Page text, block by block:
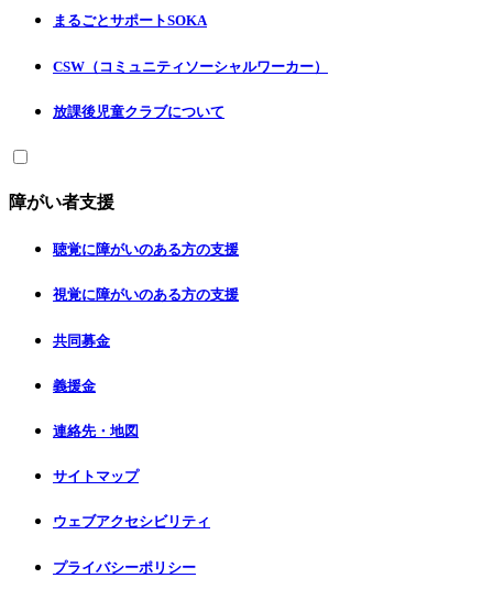
まるごとサポートSOKA
CSW（コミュニティソーシャルワーカー）
放課後児童クラブについて
障がい者支援
聴覚に障がいのある方の支援
視覚に障がいのある方の支援
共同募金
義援金
連絡先・地図
サイトマップ
ウェブアクセシビリティ
プライバシーポリシー